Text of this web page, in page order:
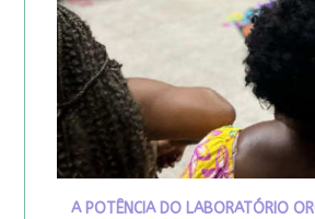
A POTÊNCIA DO LABORATÓRIO